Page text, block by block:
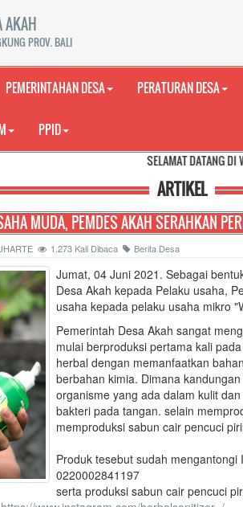
AKAH
PROV. BALI
PEMERINTAHAN DESA PERATURAN DESA
PPID
SELAMAT DATANG DI WEBSITE
ARTIKEL
MUDA, PEMDES AKAH SERAHKAN
1.273 Kali Dibaca Berita Desa
Jumat, 04 Juni 2021. Sebagai
Desa Akah kepada Pelaku usaha,
usaha kepada pelaku usaha mikro
Pemerintah Desa Akah sangat
mulai berproduksi pertama kali
herbal dengan memanfaatkan
berbahan kimia. Dimana
organisme yang ada dalam kulit
bakteri pada tangan. selain
memproduksi sabun cair pencuci
Produk tesebut sudah
0220002841197
serta produksi sabun cair pencuci